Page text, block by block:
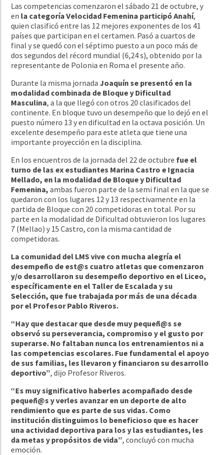
Las competencias comenzaron el sábado 21 de octubre, y
en la categoría Velocidad Femenina participó Anahí,
quien clasificó entre las 12 mejores exponentes de los 41
países que participan en el certamen. Pasó a cuartos de
final y se quedó con el séptimo puesto a un poco más de
dos segundos del récord mundial (6,24 s), obtenido por la
representante de Polonia en Roma el presente año.
Durante la misma jornada Joaquín se presentó en la
modalidad combinada de Bloque y Dificultad
Masculina, a la que llegó con otros 20 clasificados del
continente. En bloque tuvo un desempeño que lo dejó en el
puesto número 13 y en dificultad en la octava posición. Un
excelente desempeño para este atleta que tiene una
importante proyección en la disciplina.
En los encuentros de la jornada del 22 de octubre fue el
turno de las ex estudiantes Marina Castro e Ignacia
Mellado, en la modalidad de Bloque y Dificultad
Femenina, ambas fueron parte de la semi final en la que se
quedaron con los lugares 12 y 13 respectivamente en la
partida de Bloque con 20 competidoras en total. Por su
parte en la modalidad de Dificultad obtuvieron los lugares
7 (Mellao) y 15 Castro, con la misma cantidad de
competidoras.
La comunidad del LMS vive con mucha alegría el
desempeño de est@s cuatro atletas que comenzaron
y/o desarrollaron su desempeño deportivo en el Liceo,
específicamente en el Taller de Escalada y su
Selección, que fue trabajada por más de una década
por el Profesor Pablo Riveros.
“Hay que destacar que desde muy pequeñ@s se
observó su perseverancia, compromiso y el gusto por
superarse. No faltaban nunca los entrenamientos ni a
las competencias escolares. Fue fundamental el apoyo
de sus familias, les llevaron y financiaron su desarrollo
deportivo”, dijo Profesor Riveros.
“Es muy significativo haberles acompañado desde
pequeñ@s y verles avanzar en un deporte de alto
rendimiento que es parte de sus vidas. Como
institución distinguimos lo beneficioso que es hacer
una actividad deportiva para los y las estudiantes, les
da metas y propósitos de vida”, concluyó con mucha
emoción.